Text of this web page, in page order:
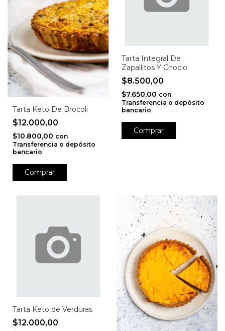
Tarta Keto De Brocoli
$12.000,00
$10.800,00 con
Transferencia o depósito
bancario
Tarta Integral De
Zapallitos Y Choclo
$8.500,00
$7.650,00 con
Transferencia o depósito
bancario
Tarta Keto de Verduras
$12.000,00